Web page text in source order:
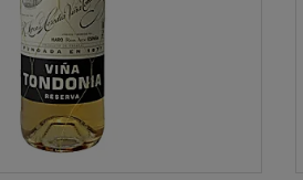
percelen, elk met hun
door de verkoelende invloed
in hun eigen tonnenmakerij.
pas de kelders van de bodega als
Zowel bij rood, het